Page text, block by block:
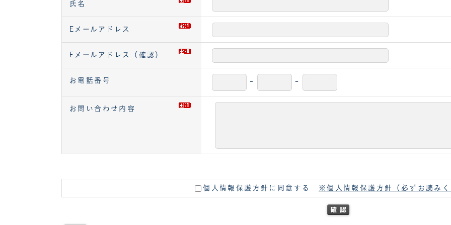
氏名
Eメールアドレス
Eメールアドレス（確認）
お電話番号 - -
お問い合わせ内容
個人情報保護方針に同意する ※個人情報保護方針（必ずお読み